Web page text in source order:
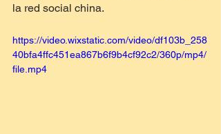
la red social china.
https://video.wixstatic.com/video/df103b_258
40bfa4ffc451ea867b6f9b4cf92c2/360p/mp4/
file.mp4